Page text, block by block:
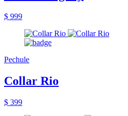
$ 999
Pechule
Collar Rio
$ 399